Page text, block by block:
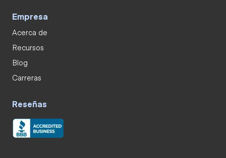
Empresa
Acerca de
Recursos
Blog
Carreras
Reseñas